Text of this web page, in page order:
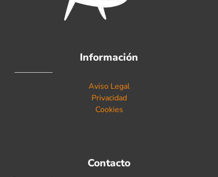
Información
Aviso Legal
Privacidad
Cookies
Contacto